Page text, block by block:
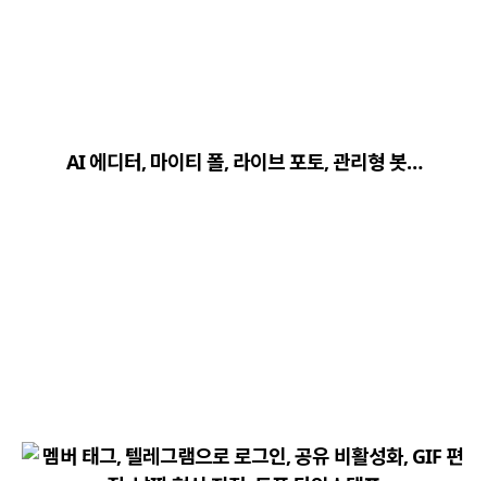
AI 에디터, 마이티 폴, 라이브 포토, 관리형 봇…